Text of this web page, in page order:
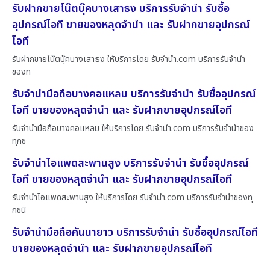
รับฝากขายโน๊ตบุ๊คบางเสาธง บริการรับจำนำ รับซื้อ
อุปกรณ์ไอที ขายของหลุดจำนำ และ รับฝากขายอุปกรณ์
ไอที
รับฝากขายโน๊ตบุ๊คบางเสาธง ให้บริการโดย รับจํานํา.com บริการรับจำนำ
ของท
รับจำนำมือถือบางคอแหลม บริการรับจำนำ รับซื้ออุปกรณ์
ไอที ขายของหลุดจำนำ และ รับฝากขายอุปกรณ์ไอที
รับจำนำมือถือบางคอแหลม ให้บริการโดย รับจํานํา.com บริการรับจำนำของ
ทุกช
รับจำนำไอแพดสะพานสูง บริการรับจำนำ รับซื้ออุปกรณ์
ไอที ขายของหลุดจำนำ และ รับฝากขายอุปกรณ์ไอที
รับจำนำไอแพดสะพานสูง ให้บริการโดย รับจํานํา.com บริการรับจำนำของทุ
กชนิ
รับจำนำมือถือคันนายาว บริการรับจำนำ รับซื้ออุปกรณ์ไอที
ขายของหลุดจำนำ และ รับฝากขายอุปกรณ์ไอที